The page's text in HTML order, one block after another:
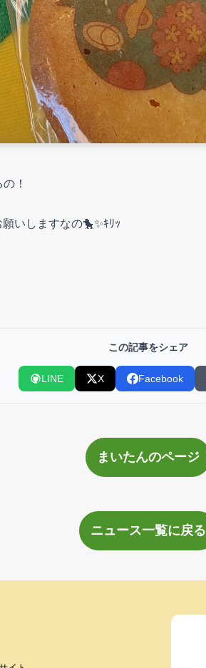
！
いしますなの🐤✨ｷﾘｯ
この記事をシェア
LINE X Facebook
まいたんのページ
ニュース一覧に戻る